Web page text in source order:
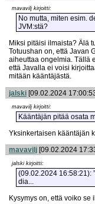
mavavilj kirjoitti:
No mutta, miten esim.
JVM:stä?
Miksi pitäisi ilmaista? Älä
Totuushan on, että Javan
aiheuttaa ongelmia. Tällä
että Javalla ei voisi
mitään kääntäjästä.
jalski [09.02.2024
mavavilj kirjoitti:
Kääntäjän pitää osata
Yksinkertaisen kääntäjän
mavavilj [09.02.2024
jalski kirjoitti:
(09.02.2024 16:58:21):
dia...
Kysymys on, että voiko se